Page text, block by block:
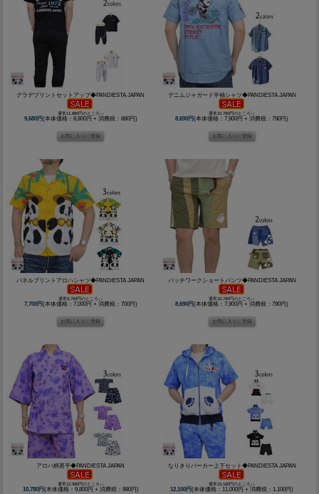
グラデプリントセットアップ◆PANDIESTA JAPAN
通常11,880円のところ↓↓
9,680円(本体価格：8,800円 + 消費税：880円)
デニムジャガード半袖シャツ◆PANDIESTA JAPAN
通常10,780円のところ↓↓
8,690円(本体価格：7,900円 + 消費税：790円)
パネルプリントアロハシャツ◆PANDIESTA JAPAN
通常9,790円のところ↓↓
7,700円(本体価格：7,000円 + 消費税：700円)
パッチワークショートパンツ◆PANDIESTA JAPAN
通常10,780円のところ↓↓
8,690円(本体価格：7,900円 + 消費税：790円)
アロハ柄甚平◆PANDIESTA JAPAN
通常12,980円のところ↓↓
10,780円(本体価格：9,800円 + 消費税：980円)
なりきりパーカー上下セット◆PANDIESTA JAPAN
通常15,180円のところ↓↓
12,100円(本体価格：11,000円 + 消費税：1,100円)